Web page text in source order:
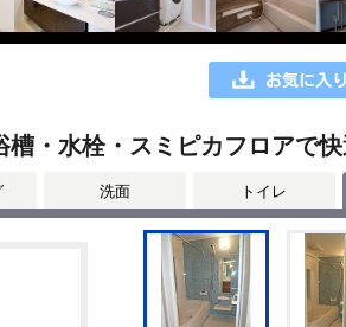
・水栓・スミピカフロアで快
洗面 トイレ